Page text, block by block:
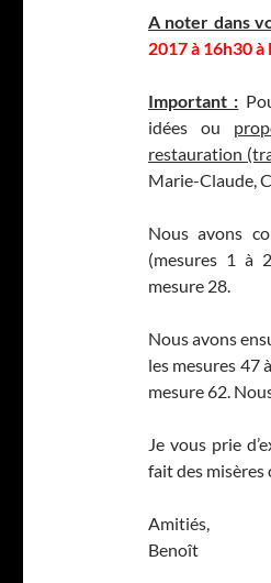
A noter dans
2017 à 16h30
Important :
idées ou
restauration
Marie-Claude,
Nous avons
(mesures 1 à
mesure 28.
Nous avons
les mesures 47
mesure 62.
Je vous prie
fait des misères
Amitiés,
Benoît